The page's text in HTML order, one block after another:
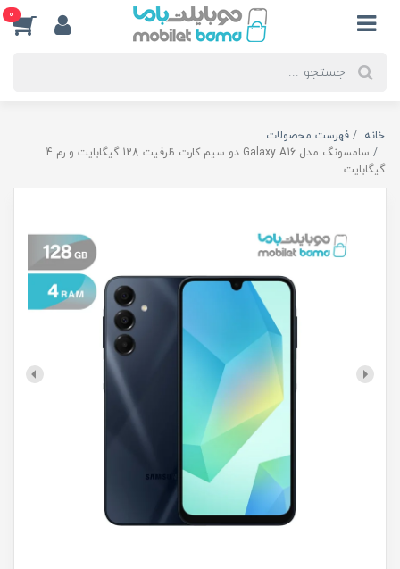
0
خانه
فهرست محصولات
سامسونگ مدل Galaxy A16 دو سیم کارت ظرفیت 128 گیگابایت و رم 4
گیگابایت